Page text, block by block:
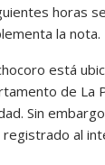
horas
la nota.
está
de La
Sin
registrado al